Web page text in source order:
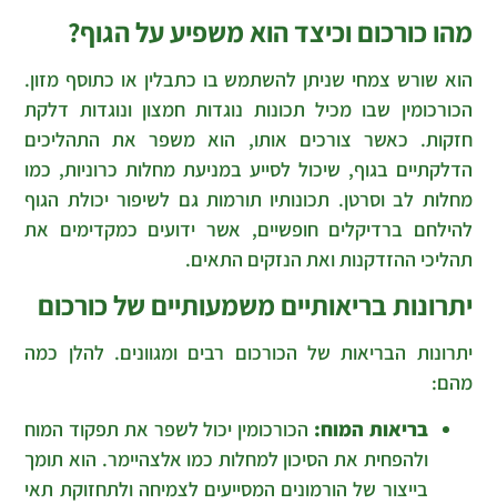
מהו כורכום וכיצד הוא משפיע על הגוף?
הוא שורש צמחי שניתן להשתמש בו כתבלין או כתוסף מזון.
הכורכומין שבו מכיל תכונות נוגדות חמצון ונוגדות דלקת
חזקות. כאשר צורכים אותו, הוא משפר את התהליכים
הדלקתיים בגוף, שיכול לסייע במניעת מחלות כרוניות, כמו
מחלות לב וסרטן. תכונותיו תורמות גם לשיפור יכולת הגוף
להילחם ברדיקלים חופשיים, אשר ידועים כמקדימים את
תהליכי ההזדקנות ואת הנזקים התאים.
יתרונות בריאותיים משמעותיים של כורכום
יתרונות הבריאות של הכורכום רבים ומגוונים. להלן כמה
מהם:
בריאות המוח: הכורכומין יכול לשפר את תפקוד המוח
ולהפחית את הסיכון למחלות כמו אלצהיימר. הוא תומך
בייצור של הורמונים המסייעים לצמיחה ולתחזוקת תאי